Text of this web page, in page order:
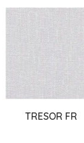
TRESOR FR